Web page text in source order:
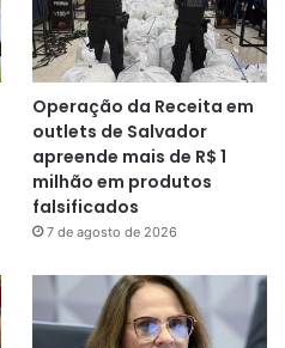
Operação da Receita em
outlets de Salvador
apreende mais de R$ 1
milhão em produtos
falsificados
7 de agosto de 2026